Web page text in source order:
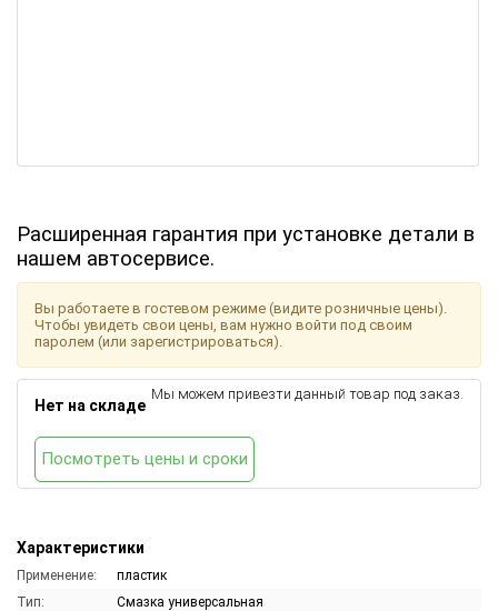
Расширенная гарантия при установке детали в
нашем автосервисе.
Характеристики
Применение:
пластик
Тип:
Смазка универсальная
Вы работаете в гостевом режиме (видите розничные цены).
Чтобы увидеть свои цены, вам нужно войти под своим
паролем (или зарегистрироваться).
Нет на складе
Мы можем привезти данный товар под заказ.
Посмотреть цены и сроки